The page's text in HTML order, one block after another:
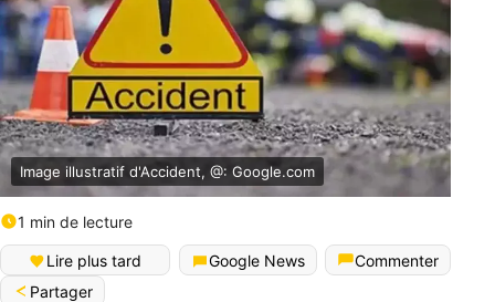
Image illustratif d'Accident, @: Google.com
1 min de lecture
Lire plus tard Google News
Commenter
Partager